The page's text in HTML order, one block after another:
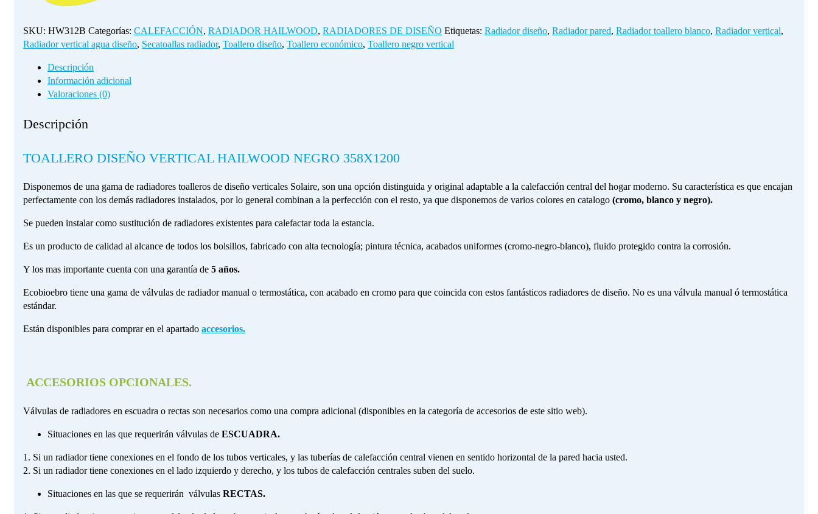
SKU: HW312B Categorías: CALEFACCIÓN, RADIADOR HAILWOOD, RADIADORES DE DISEÑO Etiquetas: Radiador diseño, Radiador pared, Radiador toallero blanco, Radiador vertical,
Radiador vertical agua diseño, Secatoallas radiador, Toallero diseño, Toallero económico, Toallero negro vertical
Descripción
Información adicional
Valoraciones (0)
Descripción
TOALLERO DISEÑO VERTICAL HAILWOOD NEGRO 358X1200
Disponemos de una gama de radiadores toalleros de diseño verticales Solaire, son una opción distinguida y original adaptable a la calefacción central del hogar moderno. Su característica es que encajan
perfectamente con los demás radiadores instalados, por lo general combinan a la perfección con el resto, ya que disponemos de varios colores en catalogo (cromo, blanco y negro).
Se pueden instalar como sustitución de radiadores existentes para calefactar toda la estancia.
Es un producto de calidad al alcance de todos los bolsillos, fabricado con alta tecnología; pintura técnica, acabados uniformes (cromo-negro-blanco), fluido protegido contra la corrosión.
Y los mas importante cuenta con una garantía de 5 años.
Ecobioebro tiene una gama de válvulas de radiador manual o termostática, con acabado en cromo para que coincida con estos fantásticos radiadores de diseño. No es una válvula manual ó termostática
estándar.
Están disponibles para comprar en el apartado accesorios.
ACCESORIOS OPCIONALES.
Válvulas de radiadores en escuadra o rectas son necesarios como una compra adicional (disponibles en la categoría de accesorios de este sitio web).
Situaciones en las que requerirán válvulas de ESCUADRA.
1. Si un radiador tiene conexiones en el fondo de los tubos verticales, y las tuberías de calefacción central vienen en sentido horizontal de la pared hacia usted.
2. Si un radiador tiene conexiones en el lado izquierdo y derecho, y los tubos de calefacción centrales suben del suelo.
Situaciones en las que se requerirán válvulas RECTAS.